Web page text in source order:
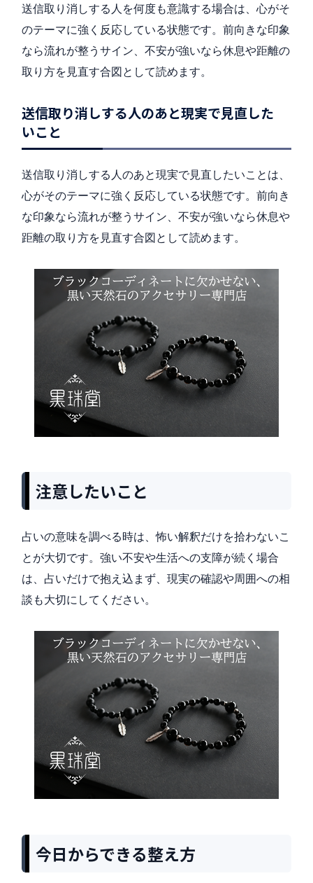
送信取り消しする人を何度も意識する場合は、心がそ
のテーマに強く反応している状態です。前向きな印象
なら流れが整うサイン、不安が強いなら休息や距離の
取り方を見直す合図として読めます。
送信取り消しする人のあと現実で見直した
いこと
送信取り消しする人のあと現実で見直したいことは、
心がそのテーマに強く反応している状態です。前向き
な印象なら流れが整うサイン、不安が強いなら休息や
距離の取り方を見直す合図として読めます。
注意したいこと
占いの意味を調べる時は、怖い解釈だけを拾わないこ
とが大切です。強い不安や生活への支障が続く場合
は、占いだけで抱え込まず、現実の確認や周囲への相
談も大切にしてください。
今日からできる整え方